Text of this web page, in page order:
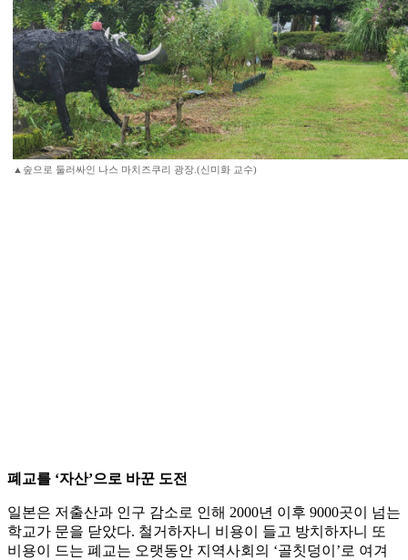
▲숲으로 둘러싸인 나스 마치즈쿠리 광장.(신미화 교수)
폐교를 ‘자산’으로 바꾼 도전
일본은 저출산과 인구 감소로 인해 2000년 이후 9000곳이 넘는
학교가 문을 닫았다. 철거하자니 비용이 들고 방치하자니 또
비용이 드는 폐교는 오랫동안 지역사회의 ‘골칫덩이’로 여겨